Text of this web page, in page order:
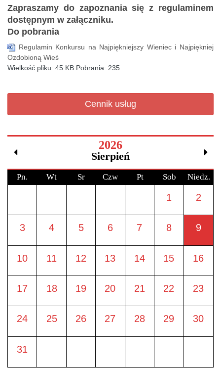
Zapraszamy do zapoznania się z regulaminem
dostępnym w załączniku.
Do pobrania
Regulamin Konkursu na Najpiękniejszy Wieniec i Najpiękniej
Ozdobioną Wieś
Wielkość pliku: 45 KB Pobrania: 235
Cennik usług
2026
Sierpień
Pn. Wt Sr Czw Pt Sob Niedz.
1 2
3 4 5 6 7 8 9
10 11 12 13 14 15 16
17 18 19 20 21 22 23
24 25 26 27 28 29 30
31